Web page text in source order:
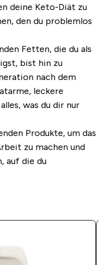
deine Keto-Diät zu
den du problemlos
Fetten, die du als
bist hin zu
nach dem
leckere
was du dir nur
Produkte, um das
zu machen und
auf die du